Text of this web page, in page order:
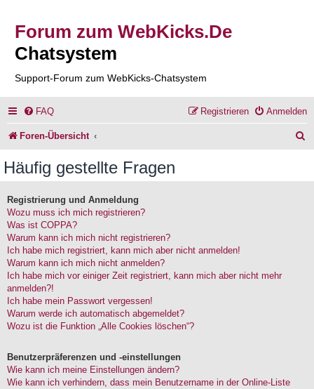
Forum zum WebKicks.De
Chatsystem
Support-Forum zum WebKicks-Chatsystem
FAQ Anmelden
Registrieren
Foren-Übersicht
Häufig gestellte Fragen
Registrierung und Anmeldung
Wozu muss ich mich registrieren?
Was ist COPPA?
Warum kann ich mich nicht registrieren?
Ich habe mich registriert, kann mich aber nicht anmelden!
Warum kann ich mich nicht anmelden?
Ich habe mich vor einiger Zeit registriert, kann mich aber nicht mehr
anmelden?!
Ich habe mein Passwort vergessen!
Warum werde ich automatisch abgemeldet?
Wozu ist die Funktion „Alle Cookies löschen“?
Benutzerpräferenzen und -einstellungen
Wie kann ich meine Einstellungen ändern?
Wie kann ich verhindern, dass mein Benutzername in der Online-Liste